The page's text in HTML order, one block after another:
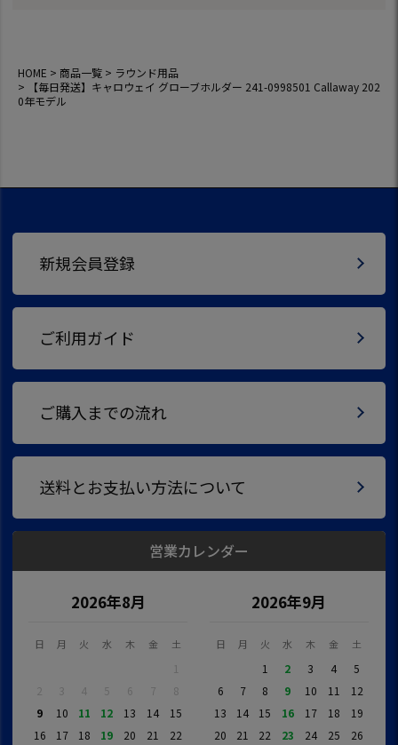
HOME 商品一覧
ラウンド用品
【毎日発送】キャロウェイ グローブホルダー 241-0998501 Callaway 202
0年モデル
新規会員登録
ご利用ガイド
ご購入までの流れ
送料とお支払い方法について
営業カレンダー
2026年8月
日 月 火 水 木 金 土
1
2
3 4 5 6 7
8
9
10 11 12 13 14
15
16
17 18 19 20 21
22
2026年9月
日 月 火 水 木 金 土
1 2 3 4
5
6
7 8 9 10 11
12
13
14 15 16 17 18
19
20
21 22 23 24 25
26